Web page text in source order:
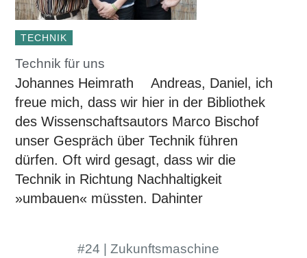
TECHNIK
Technik für uns
Johannes Heimrath Andreas, Daniel, ich
freue mich, dass wir hier in der Bibliothek
des Wissenschaftsautors Marco Bischof
unser Gespräch über Technik führen
dürfen. Oft wird gesagt, dass wir die
Technik in Richtung Nachhaltigkeit
»umbauen« müssten. Dahinter
#24 | Zukunftsmaschine